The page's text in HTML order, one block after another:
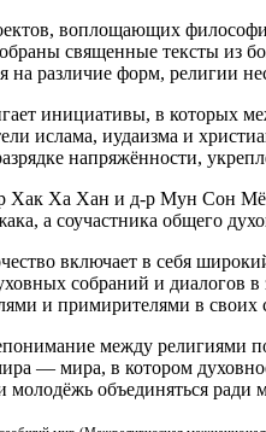
воплощающих
священные тексты из
на различие форм, религии
инициативы, в которых
ислама, иудаизма и
напряжённости,
Хак Ха Хан и д‑р Мун Сон
а соучастника общего
включает в себя
собраний и
и примирителями в своих
между религиями
— мира, в котором
молодёжь объединяться ради